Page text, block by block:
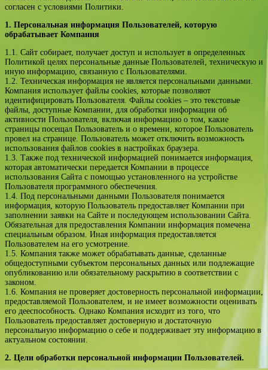
согласен с условиями Политики.
1. Персональная информация Пользователей, которую
обрабатывает Компания
1.1. Сайт собирает, получает доступ и использует в определенных
Политикой целях персональные данные Пользователей, техническую и
иную информацию, связанную с Пользователями.
1.2. Техническая информация не является персональными данными.
Компания использует файлы cookies, которые позволяют
идентифицировать Пользователя. Файлы cookies – это текстовые
файлы, доступные Компании, для обработки информации об
активности Пользователя, включая информацию о том, какие
страницы посещал Пользователь и о времени, которое Пользователь
провел на странице. Пользователь может отключить возможность
использования файлов cookies в настройках браузера.
1.3. Также под технической информацией понимается информация,
которая автоматически передается Компании в процессе
использования Сайта с помощью установленного на устройстве
Пользователя программного обеспечения.
1.4. Под персональными данными Пользователя понимается
информация, которую Пользователь предоставляет Компании при
заполнении заявки на Сайте и последующем использовании Сайта.
Обязательная для предоставления Компании информация помечена
специальным образом. Иная информация предоставляется
Пользователем на его усмотрение.
1.5. Компания также может обрабатывать данные, сделанные
общедоступными субъектом персональных данных или подлежащие
опубликованию или обязательному раскрытию в соответствии с
законом.
1.6. Компания не проверяет достоверность персональной информации,
предоставляемой Пользователем, и не имеет возможности оценивать
его дееспособность. Однако Компания исходит из того, что
Пользователь предоставляет достоверную и достаточную
персональную информацию о себе и поддерживает эту информацию в
актуальном состоянии.
2. Цели обработки персональной информации Пользователей.